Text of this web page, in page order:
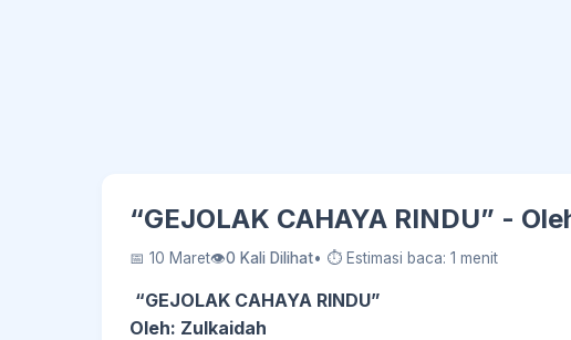
“GEJOLAK CAHAYA RINDU” -
📅 10 Maret👁0 Kali Dilihat• ⏱ Estimasi baca: 1 menit
“GEJOLAK CAHAYA RINDU”
Oleh: Zulkaidah